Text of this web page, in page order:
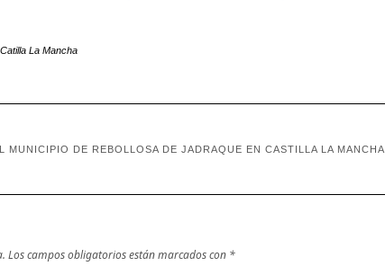
La Mancha
MUNICIPIO DE REBOLLOSA DE JADRAQUE EN CASTILLA LA MANCHA
Los campos obligatorios están marcados con *